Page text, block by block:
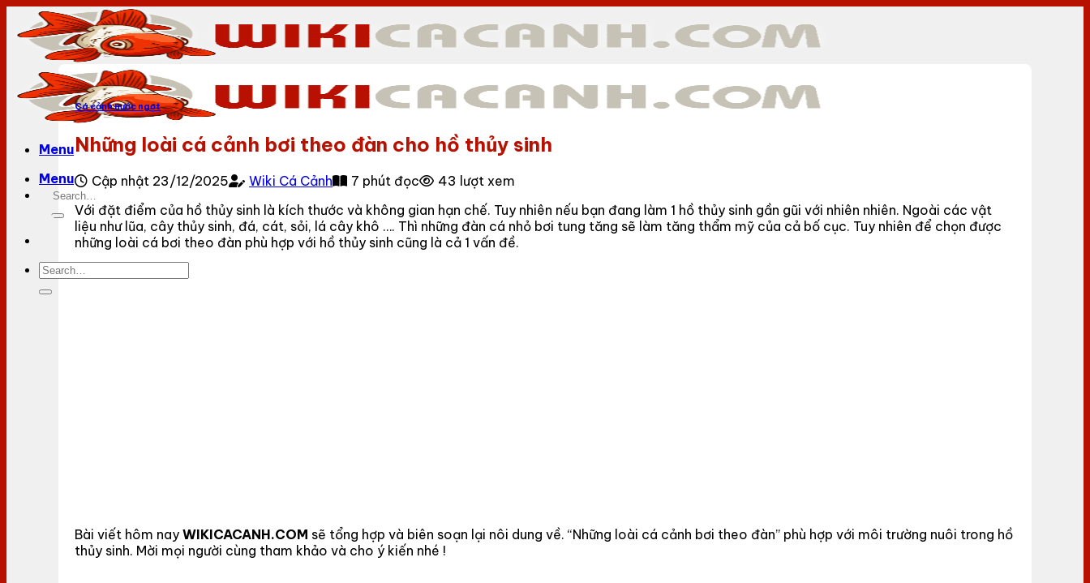
qua
Menu
Menu
Cá cảnh nước ngọt
Những loài cá cảnh bơi theo đàn cho hồ thủy sinh
Cập nhật 23/12/2025 Wiki Cá Cảnh 7 phút đọc
43 lượt xem
Với đặt điểm của hồ thủy sinh là kích thước và không gian hạn chế. Tuy nhiên nếu bạn đang làm 1 hồ thủy sinh gần gũi với nhiên nhiên. Ngoài các vật
liệu như lũa, cây thủy sinh, đá, cát, sỏi, lá cây khô …. Thì những đàn cá nhỏ bơi tung tăng sẽ làm tăng thẩm mỹ của cả bố cục. Tuy nhiên để chọn được
những loài cá bơi theo đàn phù hợp với hồ thủy sinh cũng là cả 1 vấn đề.
Bài viết hôm nay WIKICACANH.COM sẽ tổng hợp và biên soạn lại nôi dung về. “Những loài cá cảnh bơi theo đàn” phù hợp với môi trường nuôi trong hồ
thủy sinh. Mời mọi người cùng tham khảo và cho ý kiến nhé !